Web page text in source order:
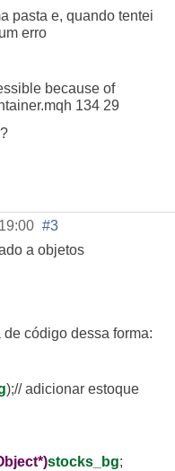
pasta e, quando tentei
erro
because of
134 29
#3
a objetos
código dessa forma:
);// adicionar estoque
stocks_bg;